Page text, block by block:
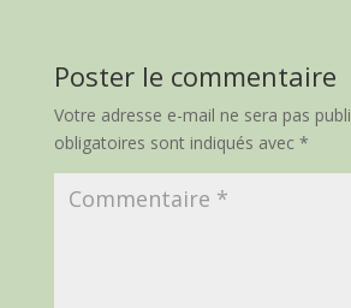
Poster le commentaire
Votre adresse e-mail ne sera pas
obligatoires sont indiqués avec *